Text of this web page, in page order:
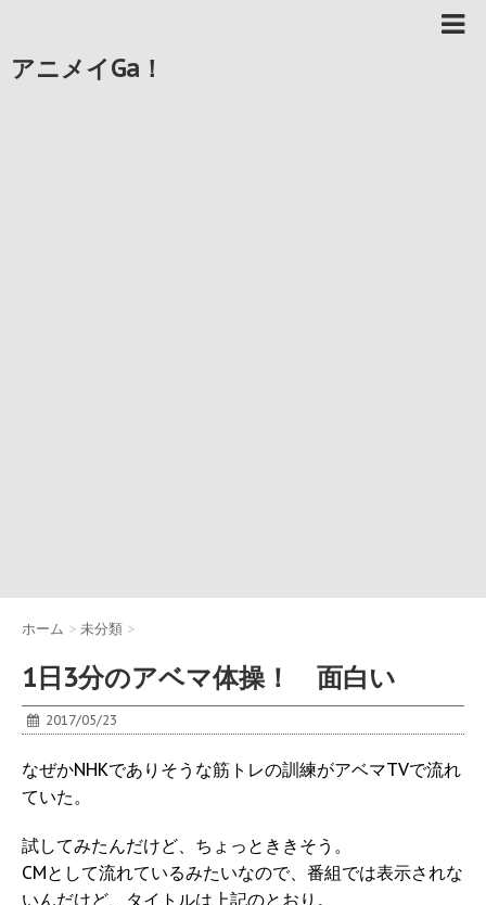
アニメイGa！
ホーム > 未分類 >
1日3分のアベマ体操！ 面白い
2017/05/23
なぜかNHKでありそうな筋トレの訓練がアベマTVで流れ
ていた。
試してみたんだけど、ちょっとききそう。
CMとして流れているみたいなので、番組では表示されな
いんだけど、タイトルは上記のとおり。